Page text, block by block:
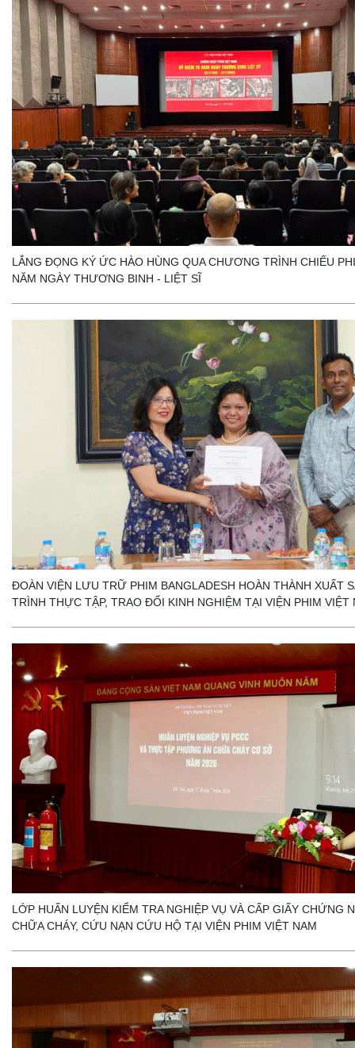
LẮNG ĐỌNG KÝ ỨC HÀO HÙNG QUA CHƯƠNG TRÌNH CHIẾU
NĂM NGÀY THƯƠNG BINH - LIỆT SĨ
ĐOÀN VIỆN LƯU TRỮ PHIM BANGLADESH HOÀN THÀNH XUẤT
TRÌNH THỰC TẬP, TRAO ĐỔI KINH NGHIỆM TẠI VIỆN PHIM VIỆT
LỚP HUẤN LUYỆN KIỂM TRA NGHIỆP VỤ VÀ CẤP GIẤY CHỨNG
CHỮA CHÁY, CỨU NẠN CỨU HỘ TẠI VIỆN PHIM VIỆT NAM